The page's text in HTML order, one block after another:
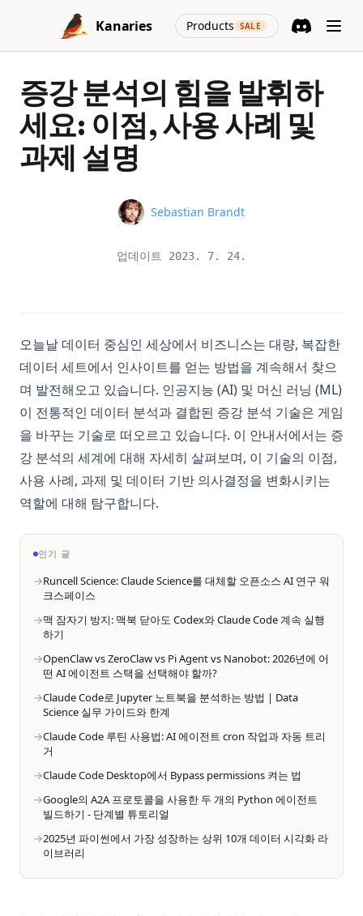
Skip to content
Kanaries
Products SALE
(opens in a
증강 분석의 힘을 발휘하
세요: 이점, 사용 사례 및
과제 설명
Name
Sebastian Brandt
업데이트 2023. 7. 24.
오늘날 데이터 중심인 세상에서 비즈니스는 대량, 복잡한
데이터 세트에서 인사이트를 얻는 방법을 계속해서 찾으
며 발전해오고 있습니다. 인공지능 (AI) 및 머신 러닝 (ML)
이 전통적인 데이터 분석과 결합된 증강 분석 기술은 게임
을 바꾸는 기술로 떠오르고 있습니다. 이 안내서에서는 증
강 분석의 세계에 대해 자세히 살펴보며, 이 기술의 이점,
사용 사례, 과제 및 데이터 기반 의사결정을 변화시키는
역할에 대해 탐구합니다.
인기 글
Runcell Science: Claude Science를 대체할 오픈소스 AI 연구 워
크스페이스
맥 잠자기 방지: 맥북 닫아도 Codex와 Claude Code 계속 실행
하기
OpenClaw vs ZeroClaw vs Pi Agent vs Nanobot: 2026년에 어
떤 AI 에이전트 스택을 선택해야 할까?
Claude Code로 Jupyter 노트북을 분석하는 방법 | Data
Science 실무 가이드와 한계
Claude Code 루틴 사용법: AI 에이전트 cron 작업과 자동 트리
거
Claude Code Desktop에서 Bypass permissions 켜는 법
Google의 A2A 프로토콜을 사용한 두 개의 Python 에이전트
빌드하기 - 단계별 튜토리얼
2025년 파이썬에서 가장 성장하는 상위 10개 데이터 시각화 라
이브러리